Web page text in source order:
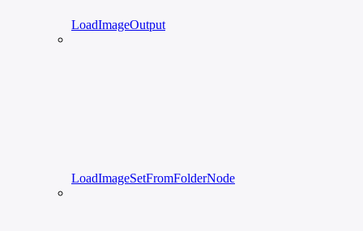
LoadImageOutput
LoadImageSetFromFolderNode